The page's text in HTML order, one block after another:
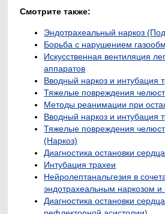
Смотрите также:
Эндотрахеальный наркоз
Борьба с нарушением
Искусственная вентиляция
аппаратов
Вводный наркоз и интубация
Тяжелые повреждения
Методы реанимации при
Вводный наркоз и интубация
Тяжелые повреждения
(Наркоз)
Диагностика остановки сердца
Интубация трахеи
Нейролептанальгезия в
эндотрахеальным наркозом и
Диагностика остановки